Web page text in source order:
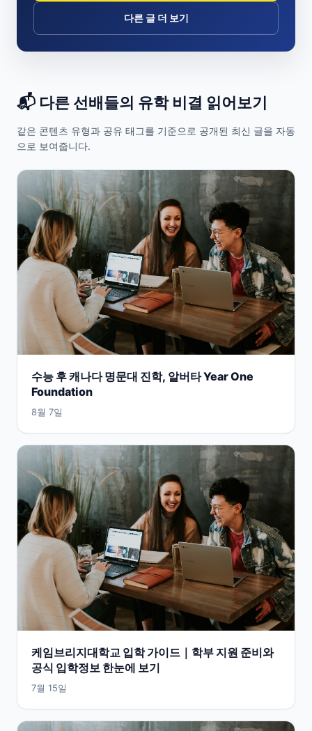
다른 글 더 보기
📬 다른 선배들의 유학 비결 읽어보기
같은 콘텐츠 유형과 공유 태그를 기준으로 공개된 최신 글을 자동
으로 보여줍니다.
수능 후 캐나다 명문대 진학, 알버타 Year One
Foundation
8월 7일
케임브리지대학교 입학 가이드｜학부 지원 준비와
공식 입학정보 한눈에 보기
7월 15일